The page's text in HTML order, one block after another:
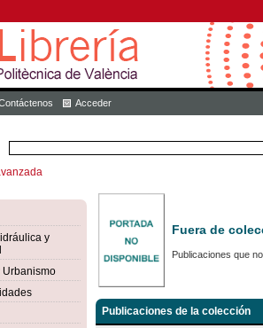
Acceder
y
Urbanismo
Fuera de
Publicaciones que
Publicaciones de la colección